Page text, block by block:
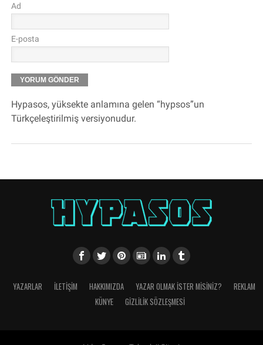
Ad
E-posta
Hypasos, yüksekte anlamına gelen “hypsos”un
Türkçeleştirilmiş versiyonudur.
YAZARLAR İLETIŞIM HAKKIMIZDA YAZAR OLMAK İSTER MISINIZ?
REKLAM
KÜNYE
GIZLILIK SÖZLEŞMESI